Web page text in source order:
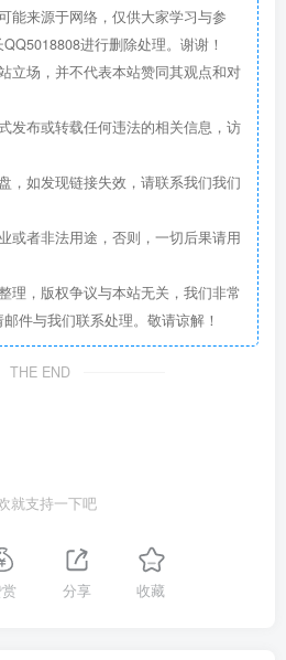
能来源于网络，仅供大家学习与参
进行删除处理。谢谢！
立场，并不代表本站赞同其观点和对
发布或转载任何违法的相关信息，访
，如发现链接失效，请联系我们我们
或者非法用途，否则，一切后果请用
理，版权争议与本站无关，我们非常
件与我们联系处理。敬请谅解！
THE END
就支持一下吧
分享 收藏